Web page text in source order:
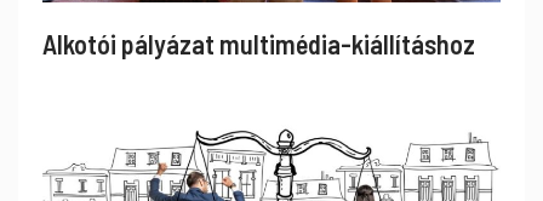
Alkotói pályázat multimédia-kiállításhoz